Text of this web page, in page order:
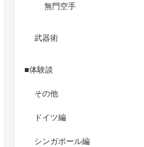
無門空手
武器術
■体験談
その他
ドイツ編
シンガポール編